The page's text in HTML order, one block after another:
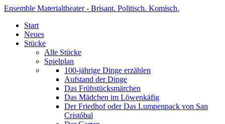
Ensemble Materialtheater - Brisant. Politisch. Komisch.
Start
Neues
Stücke
Alle Stücke
Spielplan
100-jährige Dinge erzählen
Aufstand der Dinge
Das Frühstücksmärchen
Das Mädchen im Löwenkäfig
Der Friedhof oder Das Lumpenpack von San
Cristóbal